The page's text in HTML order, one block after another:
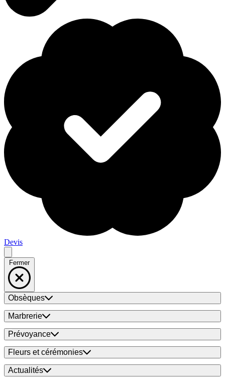
Devis
Fermer
Obsèques
Marbrerie
Prévoyance
Fleurs et cérémonies
Actualités